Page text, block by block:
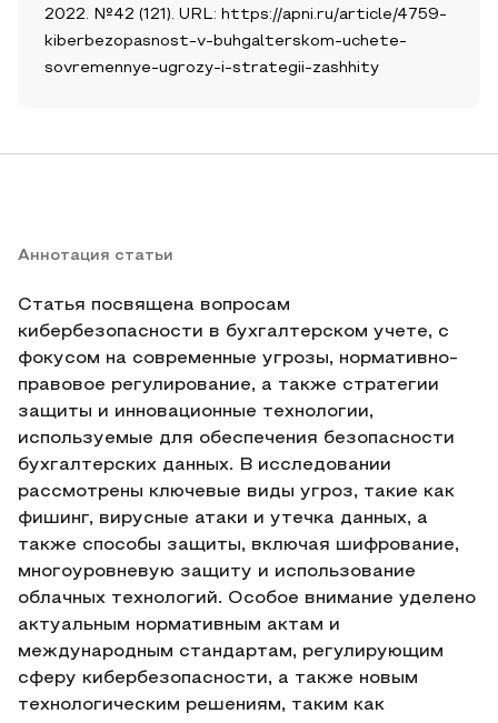
2022. №42 (121). URL: https://apni.ru/article/4759-
kiberbezopasnost-v-buhgalterskom-uchete-
sovremennye-ugrozy-i-strategii-zashhity
Аннотация статьи
Статья посвящена вопросам
кибербезопасности в бухгалтерском учете, с
фокусом на современные угрозы, нормативно-
правовое регулирование, а также стратегии
защиты и инновационные технологии,
используемые для обеспечения безопасности
бухгалтерских данных. В исследовании
рассмотрены ключевые виды угроз, такие как
фишинг, вирусные атаки и утечка данных, а
также способы защиты, включая шифрование,
многоуровневую защиту и использование
облачных технологий. Особое внимание уделено
актуальным нормативным актам и
международным стандартам, регулирующим
сферу кибербезопасности, а также новым
технологическим решениям, таким как